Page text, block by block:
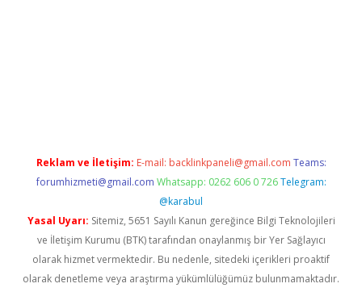
Reklam ve İletişim: E-mail: backlinkpaneli@gmail.com Teams:
forumhizmeti@gmail.com Whatsapp: 0262 606 0 726 Telegram:
@karabul
Yasal Uyarı: Sitemiz, 5651 Sayılı Kanun gereğince Bilgi Teknolojileri
ve İletişim Kurumu (BTK) tarafından onaylanmış bir Yer Sağlayıcı
olarak hizmet vermektedir. Bu nedenle, sitedeki içerikleri proaktif
olarak denetleme veya araştırma yükümlülüğümüz bulunmamaktadır.